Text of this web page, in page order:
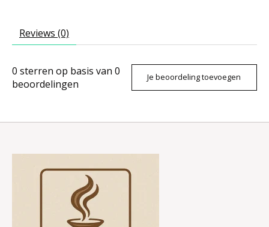
Reviews (0)
0 sterren op basis van 0
beoordelingen
Je beoordeling toevoegen